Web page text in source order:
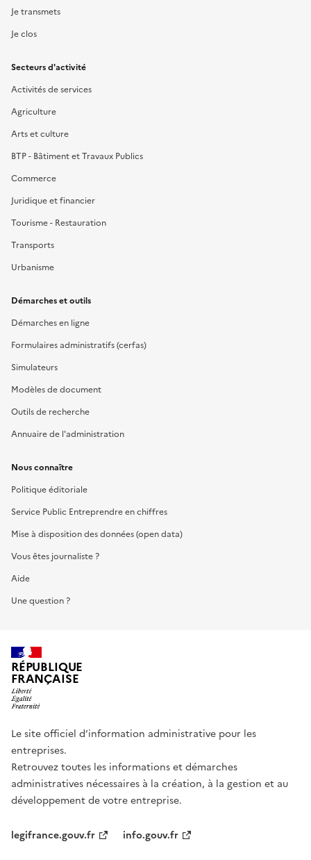
Je transmets
Je clos
Secteurs d'activité
Activités de services
Agriculture
Arts et culture
BTP - Bâtiment et Travaux Publics
Commerce
Juridique et financier
Tourisme - Restauration
Transports
Urbanisme
Démarches et outils
Démarches en ligne
Formulaires administratifs (cerfas)
Simulateurs
Modèles de document
Outils de recherche
Annuaire de l'administration
Nous connaître
Politique éditoriale
Service Public Entreprendre en chiffres
Mise à disposition des données (open data)
Vous êtes journaliste ?
Aide
Une question ?
RÉPUBLIQUE
FRANÇAISE
Le site officiel d’information administrative pour les
entreprises.
Retrouvez toutes les informations et démarches
administratives nécessaires à la création, à la gestion et au
développement de votre entreprise.
legifrance.gouv.fr
info.gouv.fr